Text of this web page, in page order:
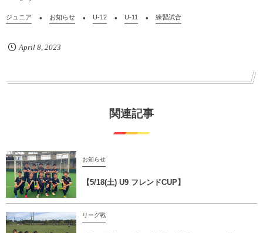
ジュニア お知らせ U-12 U-11 練習試合
April 8, 2023
関連記事
お知らせ
【5/18(土) U9 フレンドCUP】
リーグ戦